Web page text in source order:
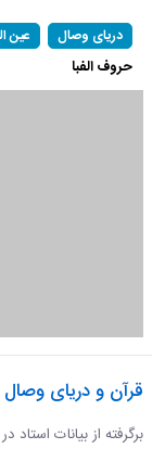
دریای وصال عین
حروف الفبا
قرآن و دریای وصال
برگرفته از بیانات استاد